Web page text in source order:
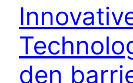
den